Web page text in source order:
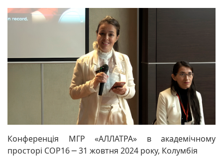
Конференція МГР «АЛЛАТРА» в академічному
просторі COP16 ─ 31 жовтня 2024 року, Колумбія